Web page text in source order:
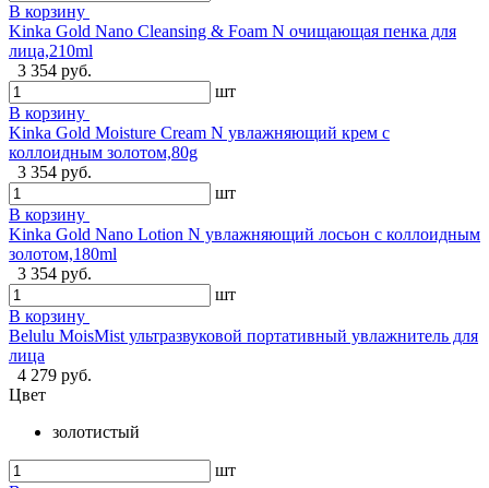
В корзину
Kinka Gold Nano Cleansing & Foam N очищающая пенка для
лица,210ml
3 354 руб.
шт
В корзину
Kinka Gold Moisture Cream N увлажняющий крем с
коллоидным золотом,80g
3 354 руб.
шт
В корзину
Kinka Gold Nano Lotion N увлажняющий лосьон с коллоидным
золотом,180ml
3 354 руб.
шт
В корзину
Belulu MoisMist ультразвуковой портативный увлажнитель для
лица
4 279 руб.
Цвет
золотистый
шт